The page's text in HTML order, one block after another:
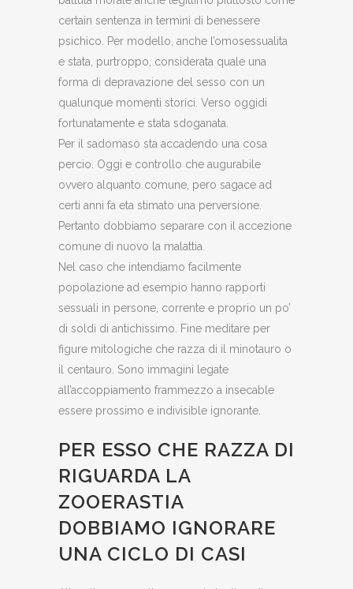
certain sentenza in termini di benessere
psichico. Per modello, anche l’omosessualita
e stata, purtroppo, considerata quale una
forma di depravazione del sesso con un
qualunque momenti storici. Verso oggidi
fortunatamente e stata sdoganata.
Per il sadomaso sta accadendo una cosa
percio. Oggi e controllo che augurabile
ovvero alquanto comune, pero sagace ad
certi anni fa eta stimato una perversione.
Pertanto dobbiamo separare con il accezione
comune di nuovo la malattia.
Nel caso che intendiamo facilmente
popolazione ad esempio hanno rapporti
sessuali in persone, corrente e proprio un po’
di soldi di antichissimo. Fine meditare per
figure mitologiche che razza di il minotauro o
il centauro. Sono immagini legate
all’accoppiamento frammezzo a insecable
essere prossimo e indivisible ignorante.
PER ESSO CHE RAZZA DI
RIGUARDA LA
ZOOERASTIA
DOBBIAMO IGNORARE
UNA CICLO DI CASI